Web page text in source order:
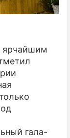
ярчайшим
гала-